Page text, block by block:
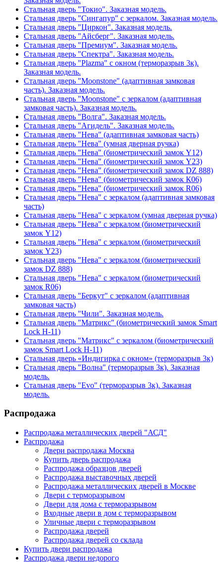
Стальная дверь "Токио". Заказная модель.
Стальная дверь "Сингапур" с зеркалом. Заказная модель.
Стальная дверь "Циркон". Заказная модель.
Стальная дверь "Айсберг". Заказная модель.
Стальная дверь "Премиум". Заказная модель.
Стальная дверь "Спектра". Заказная модель.
Стальная дверь "Plazma" с окном (терморазрыв 3к).
Заказная модель.
Стальная дверь "Moonstone" (адаптивная замковая
часть). Заказная модель.
Стальная дверь "Moonstone" с зеркалом (адаптивная
замковая часть). Заказная модель.
Стальная дверь "Волга". Заказная модель.
Стальная дверь "Агидель". Заказная модель.
Стальная дверь "Нева" (адаптивная замковая часть)
Стальная дверь "Нева" (умная дверная ручка)
Стальная дверь "Нева" (биометрический замок Y12)
Стальная дверь "Нева" (биометрический замок Y23)
Стальная дверь "Нева" (биометрический замок DZ 888)
Стальная дверь "Нева" (биометрический замок К06)
Стальная дверь "Нева" (биометрический замок R06)
Стальная дверь "Нева" с зеркалом (адаптивная замковая
часть)
Стальная дверь "Нева" с зеркалом (умная дверная ручка)
Стальная дверь "Нева" с зеркалом (биометрический
замок Y12)
Стальная дверь "Нева" с зеркалом (биометрический
замок Y23)
Стальная дверь "Нева" с зеркалом (биометрический
замок DZ 888)
Стальная дверь "Нева" с зеркалом (биометрический
замок R06)
Стальная дверь "Беркут" с зеркалом (адаптивная
замковая часть)
Стальная дверь "Чили". Заказная модель.
Стальная дверь "Матрикс" (биометрический замок Smart
Lock H-11)
Стальная дверь "Матрикс" с зеркалом (биометрический
замок Smart Lock H-11)
Стальная дверь «Индигирка с окном» (терморазрыв 3к)
Стальная дверь "Волна" (терморазрыв 3к). Заказная
модель.
Стальная дверь "Evo" (терморазрыв 3к). Заказная
модель.
Распродажа
Распродажа металлических дверей "АСД"
Распродажа
Двери распродажа Москва
Купить дверь распродажа
Распродажа образцов дверей
Распродажа выставочных дверей
Распродажа металлических дверей в Москве
Двери с терморазрывом
Двери для дома с терморазрывом
Входные двери в дом с терморазрывом
Уличные двери с терморазрывом
Распродажа дверей
Распродажа дверей со склада
Купить двери распродажа
Распродажа двери недорого